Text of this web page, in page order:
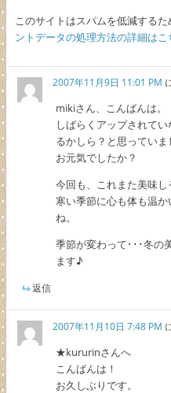
このサイトはスパムを低減するた
ントデータの処理方法の詳細は
2007年11月9日 11:01 PM
mikiさん、こんばんは。
しばらくアップされて
るかしら？と思っていま
お元気でしたか？
今回も、これまた美味
寒い季節に心も体も温
ね。
季節が変わって･･･冬の
ます♪
返信
2007年11月10日 7:48 PM
★kururinさんへ
こんばんは！
お久しぶりです。